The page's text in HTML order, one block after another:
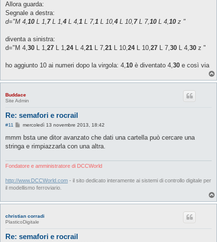
i
o
Allora guarda:
Segnale a destra:
d="M 4,10 L 1, 7L 1,4 L 4,1 L 7,1 L 10,4 L 10, 7L 7,10 L 4,10 z "
diventa a sinistra:
d="M 4,30 L 1,27 L 1,24L 4,21 L 7,21 L 10,24L 10,27 L 7,30 L 4,30 z "
ho aggiunto 10 ai numeri dopo la virgola: 4,10 è diventato 4,30 e così via
Buddace
Site Admin
Re: semafori e rocrail
#11
M
s
a
i
mercoledì 13 novembre 2013, 18:42
mmm bsta une ditor avanzato che dati una cartella può cercare una
stringa e rimpiazzarla con una altra.
Fondatore e amministratore di DCCWorld
http://www.DCCWorld.com - il sito dedicato interamente ai sistemi di controllo digitale per
il modellismo ferroviario.
christian corradi
PlasticoDigitale
Re: semafori e rocrail